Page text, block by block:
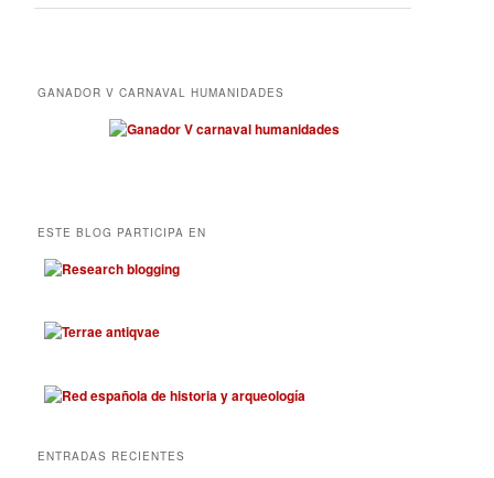
GANADOR V CARNAVAL HUMANIDADES
ESTE BLOG PARTICIPA EN
ENTRADAS RECIENTES